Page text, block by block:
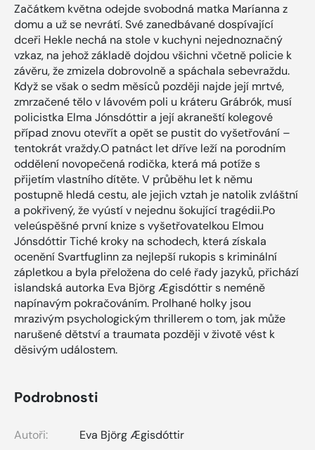
Začátkem května odejde svobodná matka Maríanna z
domu a už se nevrátí. Své zanedbávané dospívající
dceři Hekle nechá na stole v kuchyni nejednoznačný
vzkaz, na jehož základě dojdou všichni včetně policie k
závěru, že zmizela dobrovolně a spáchala sebevraždu.
Když se však o sedm měsíců později najde její mrtvé,
zmrzačené tělo v lávovém poli u kráteru Grábrók, musí
policistka Elma Jónsdóttir a její akraneští kolegové
případ znovu otevřít a opět se pustit do vyšetřování –
tentokrát vraždy.O patnáct let dříve leží na porodním
oddělení novopečená rodička, která má potíže s
přijetím vlastního dítěte. V průběhu let k němu
postupně hledá cestu, ale jejich vztah je natolik zvláštní
a pokřivený, že vyústí v nejednu šokující tragédii.Po
veleúspěšné první knize s vyšetřovatelkou Elmou
Jónsdóttir Tiché kroky na schodech, která získala
ocenění Svartfuglinn za nejlepší rukopis s kriminální
zápletkou a byla přeložena do celé řady jazyků, přichází
islandská autorka Eva Björg Ægisdóttir s neméně
napínavým pokračováním. Prolhané holky jsou
mrazivým psychologickým thrillerem o tom, jak může
narušené dětství a traumata později v životě vést k
děsivým událostem.
Podrobnosti
Autoři:
Eva Björg Ægisdóttir